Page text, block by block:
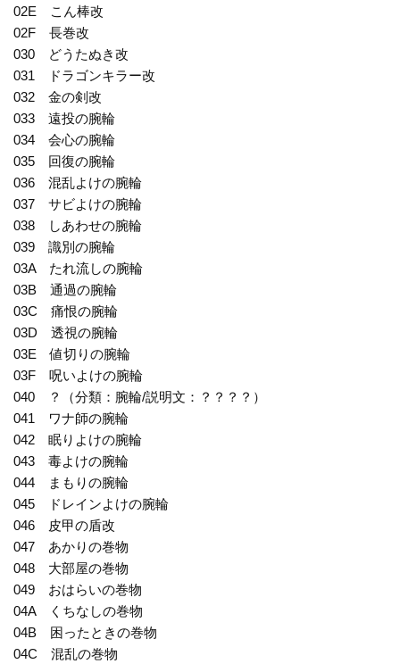
02E こん棒改
02F 長巻改
030 どうたぬき改
031 ドラゴンキラー改
032 金の剣改
033 遠投の腕輪
034 会心の腕輪
035 回復の腕輪
036 混乱よけの腕輪
037 サビよけの腕輪
038 しあわせの腕輪
039 識別の腕輪
03A たれ流しの腕輪
03B 通過の腕輪
03C 痛恨の腕輪
03D 透視の腕輪
03E 値切りの腕輪
03F 呪いよけの腕輪
040 ？（分類：腕輪/説明文：？？？？）
041 ワナ師の腕輪
042 眠りよけの腕輪
043 毒よけの腕輪
044 まもりの腕輪
045 ドレインよけの腕輪
046 皮甲の盾改
047 あかりの巻物
048 大部屋の巻物
049 おはらいの巻物
04A くちなしの巻物
04B 困ったときの巻物
04C 混乱の巻物